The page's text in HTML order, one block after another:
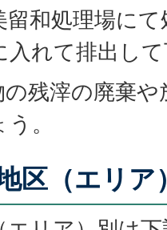
和処理場に
入れて排出し
の残滓の廃棄
。
区（エリア